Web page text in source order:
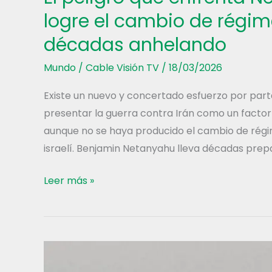
logre el cambio de
décadas anhelando
Mundo / Cable Visión TV / 18/03/2026
Existe un nuevo y concertado esfuerzo por
presentar la guerra contra Irán como un
aunque no se haya producido el cambio de
israelí. Benjamin Netanyahu lleva décadas
El
Leer más »